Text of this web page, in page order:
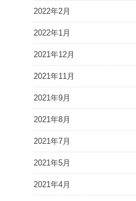
2022年2月
2022年1月
2021年12月
2021年11月
2021年9月
2021年8月
2021年7月
2021年5月
2021年4月